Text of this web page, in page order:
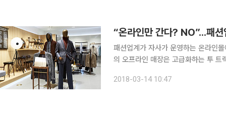
“온라인만 간다? NO”...패
패션업계가 자사가 운영하는 온라인
의 오프라인 매장은 고급화하는 투 트
보이는가 하면 오프라인 매장에서 주
2018-03-14 10:47